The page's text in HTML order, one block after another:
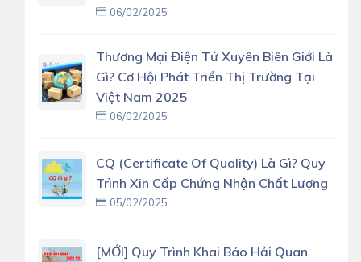
06/02/2025
Thương Mại Điện Tử Xuyên Biên Giới Là
Gì? Cơ Hội Phát Triển Thị Trường Tại
Việt Nam 2025
06/02/2025
CQ (Certificate Of Quality) Là Gì? Quy
Trình Xin Cấp Chứng Nhận Chất Lượng
05/02/2025
[MỚI] Quy Trình Khai Báo Hải Quan